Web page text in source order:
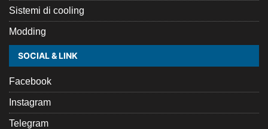
Sistemi di cooling
Modding
SOCIAL & LINK
Facebook
Instagram
Telegram